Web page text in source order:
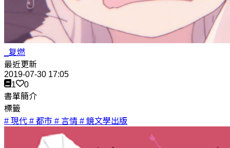
_复燃
最近更新
2019-07-30 17:05
1
0
書單簡介
標籤
# 現代 # 都市 # 言情 # 鏡文學出版